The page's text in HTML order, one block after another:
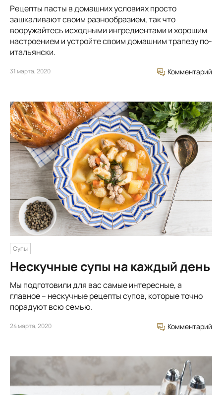
Рецепты пасты в домашних условиях просто
зашкаливают своим разнообразием, так что
вооружайтесь исходными ингредиентами и хорошим
настроением и устройте своим домашним трапезу по-
итальянски.
31 марта, 2020 Комментарий
Супы
Нескучные супы на каждый день
Мы подготовили для вас самые интересные, а
главное – нескучные рецепты супов, которые точно
порадуют всю семью.
24 марта, 2020 Комментарий